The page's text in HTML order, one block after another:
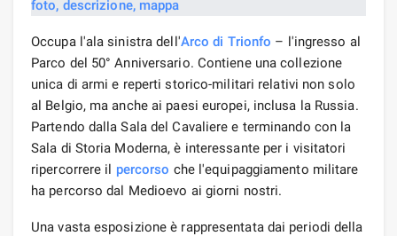
Occupa l'ala sinistra dell'Arco di Trionfo – l'ingresso al
Parco del 50° Anniversario. Contiene una collezione
unica di armi e reperti storico-militari relativi non solo
al Belgio, ma anche ai paesi europei, inclusa la Russia.
Partendo dalla Sala del Cavaliere e terminando con la
Sala di Storia Moderna, è interessante per i visitatori
ripercorrere il percorso che l'equipaggiamento militare
ha percorso dal Medioevo ai giorni nostri.
Una vasta esposizione è rappresentata dai periodi della